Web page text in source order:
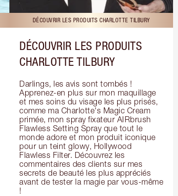
DÉCOUVRIR LES PRODUITS CHARLOTTE TILBURY
DÉCOUVRIR LES PRODUITS
CHARLOTTE TILBURY
Darlings, les avis sont tombés !
Apprenez-en plus sur mon maquillage
et mes soins du visage les plus prisés,
comme ma Charlotte's Magic Cream
primée, mon spray fixateur AIRbrush
Flawless Setting Spray que tout le
monde adore et mon produit iconique
pour un teint glowy, Hollywood
Flawless Filter. Découvrez les
commentaires des clients sur mes
secrets de beauté les plus appréciés
avant de tester la magie par vous-même
!